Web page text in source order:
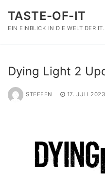
Inhalt
springen
TASTE-OF-IT
EIN EINBLICK IN DIE WELT DER IT.
Dying Light 2
STEFFEN 17. JULI 2023